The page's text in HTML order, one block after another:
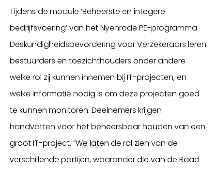
Tijdens de module ‘Beheerste en integere
bedrijfsvoering’ van het Nyenrode PE-programma
Deskundigheidsbevordering voor Verzekeraars leren
bestuurders en toezichthouders onder andere
welke rol zij kunnen innemen bij IT-projecten, en
welke informatie nodig is om deze projecten goed
te kunnen monitoren. Deelnemers krijgen
handvatten voor het beheersbaar houden van een
groot IT-project. “We laten de rol zien van de
verschillende partijen, waaronder die van de Raad